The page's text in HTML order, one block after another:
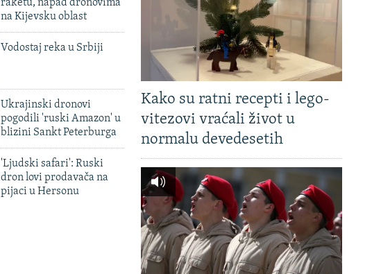
raketu, napad dronovima
na Kijevsku oblast
Vodostaj reka u Srbiji
Ukrajinski dronovi
pogodili 'ruski Amazon' u
blizini Sankt Peterburga
'Ljudski safari': Ruski
dron lovi prodavača na
pijaci u Hersonu
Kako su ratni recepti i lego-
vitezovi vraćali život u
normalu devedesetih